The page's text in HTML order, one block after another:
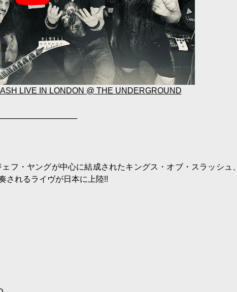
LIVE IN LONDON @ THE UNDERGROUND
フ・ヤングが中心に結成されたキングス・オブ・スラッシュ、
されるライヴが日本に上陸!!